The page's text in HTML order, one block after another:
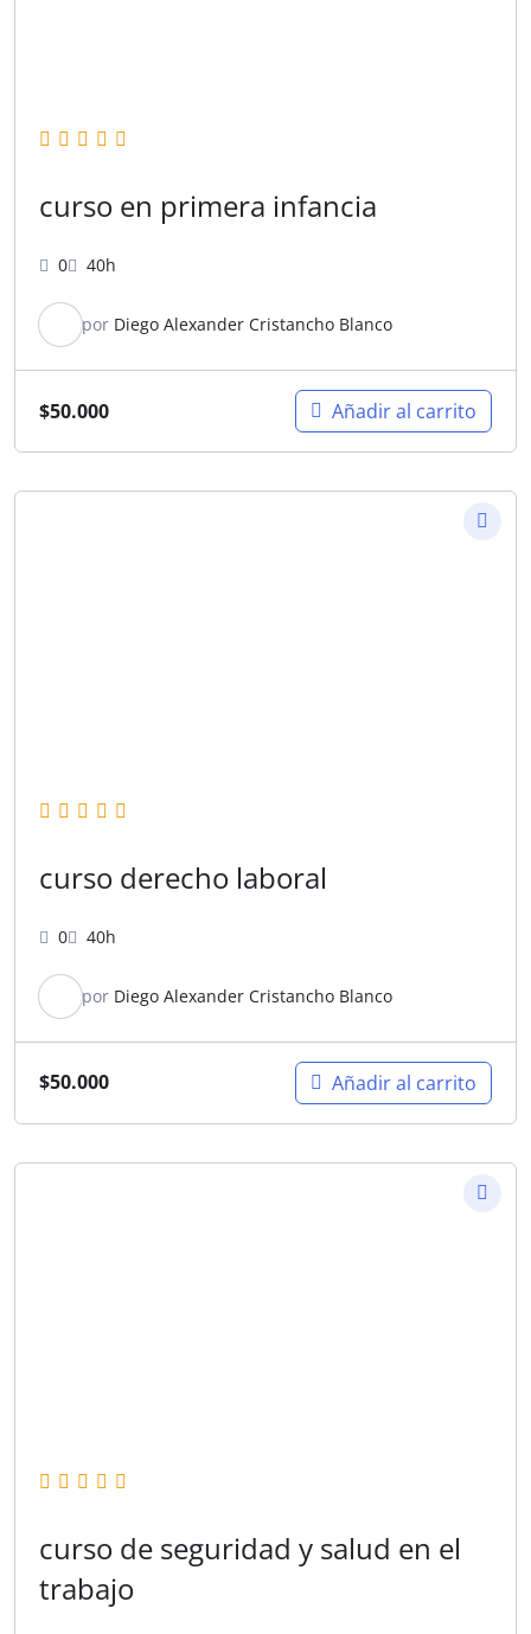
curso en primera infancia
0 40h
por Diego Alexander Cristancho Blanco
$50.000 Añadir al carrito
curso derecho laboral
0 40h
por Diego Alexander Cristancho Blanco
$50.000 Añadir al carrito
curso de seguridad y salud en el
trabajo